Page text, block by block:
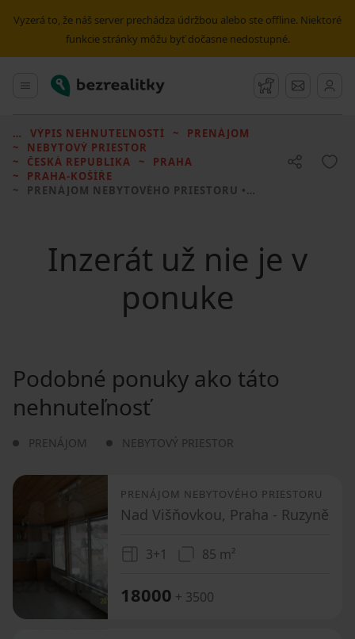
Vyzerá to, že náš server prechádza údržbou alebo ste offline. Niektoré
funkcie stránky môžu byť dočasne nedostupné.
Hlavné menu
Bezrealitky Strážny pes
Správy
VÝPIS NEHNUTEĽNOSTÍ
PRENÁJOM
NEBYTOVÝ PRIESTOR
ČESKÁ REPUBLIKA
PRAHA
PRAHA-KOŠÍŘE
PRENÁJOM NEBYTOVÉHO PRIESTORU • 83 M² BEZ REALITKY
Inzerát už nie je v
ponuke
Podobné ponuky ako táto
nehnuteľnosť
PRENÁJOM NEBYTOVÝ PRIESTOR
PRENÁJOM NEBYTOVÉHO PRIESTORU
Nad Višňovkou, Praha - Ruzyně
3+1 85 m²
18000 + 3500